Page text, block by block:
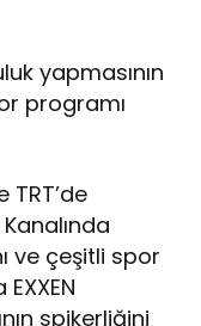
yapmasının
programı
ve çeşitli spor
spikerliğini